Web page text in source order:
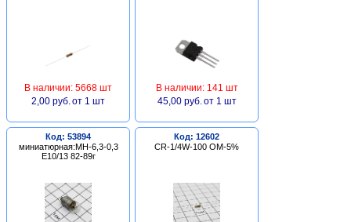
В наличии: 5668 шт
2,00 руб. от 1 шт
В наличии: 141 шт
45,00 руб. от 1 шт
Код: 53894
миниатюрная:МН-6,3-0,3
Е10/13 82-89г
Код: 12602
CR-1/4W-100 ОМ-5%